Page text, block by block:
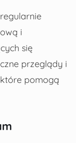
i
się
przeglądy i
pomogą